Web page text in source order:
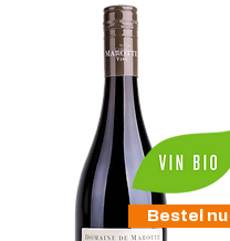
Bestel nu